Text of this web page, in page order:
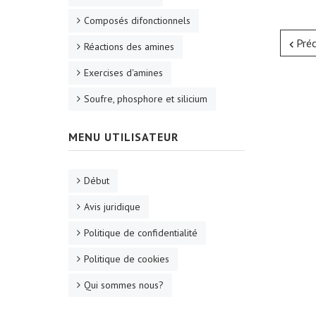
Composés difonctionnels
Réactions des amines
Exercises d'amines
Soufre, phosphore et silicium
MENU UTILISATEUR
Début
Avis juridique
Politique de confidentialité
Politique de cookies
Qui sommes nous?